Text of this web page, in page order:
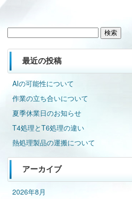
最近の投稿
AIの可能性について
作業の立ち合いについて
夏季休業日のお知らせ
T4処理とT6処理の違い
熱処理製品の運搬について
アーカイブ
2026年8月